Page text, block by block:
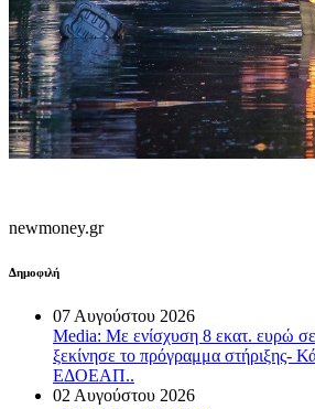
newmoney.gr
Δημοφιλή
07 Αυγούστου 2026
Media: Με ενίσχυση 8 εκατ. ευρώ σε
ξεκίνησε το πρόγραμμα στήριξης-
ΕΔΟΕΑΠ..
02 Αυγούστου 2026